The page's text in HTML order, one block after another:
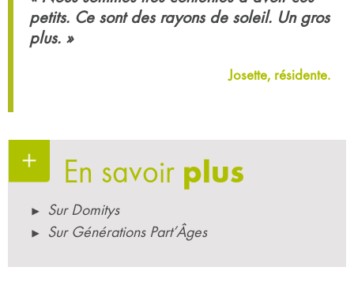
petits. Ce sont des rayons de soleil. Un gros
plus. »
Josette, résidente.
En savoir plus
Sur Domitys
Sur Générations Part’Âges